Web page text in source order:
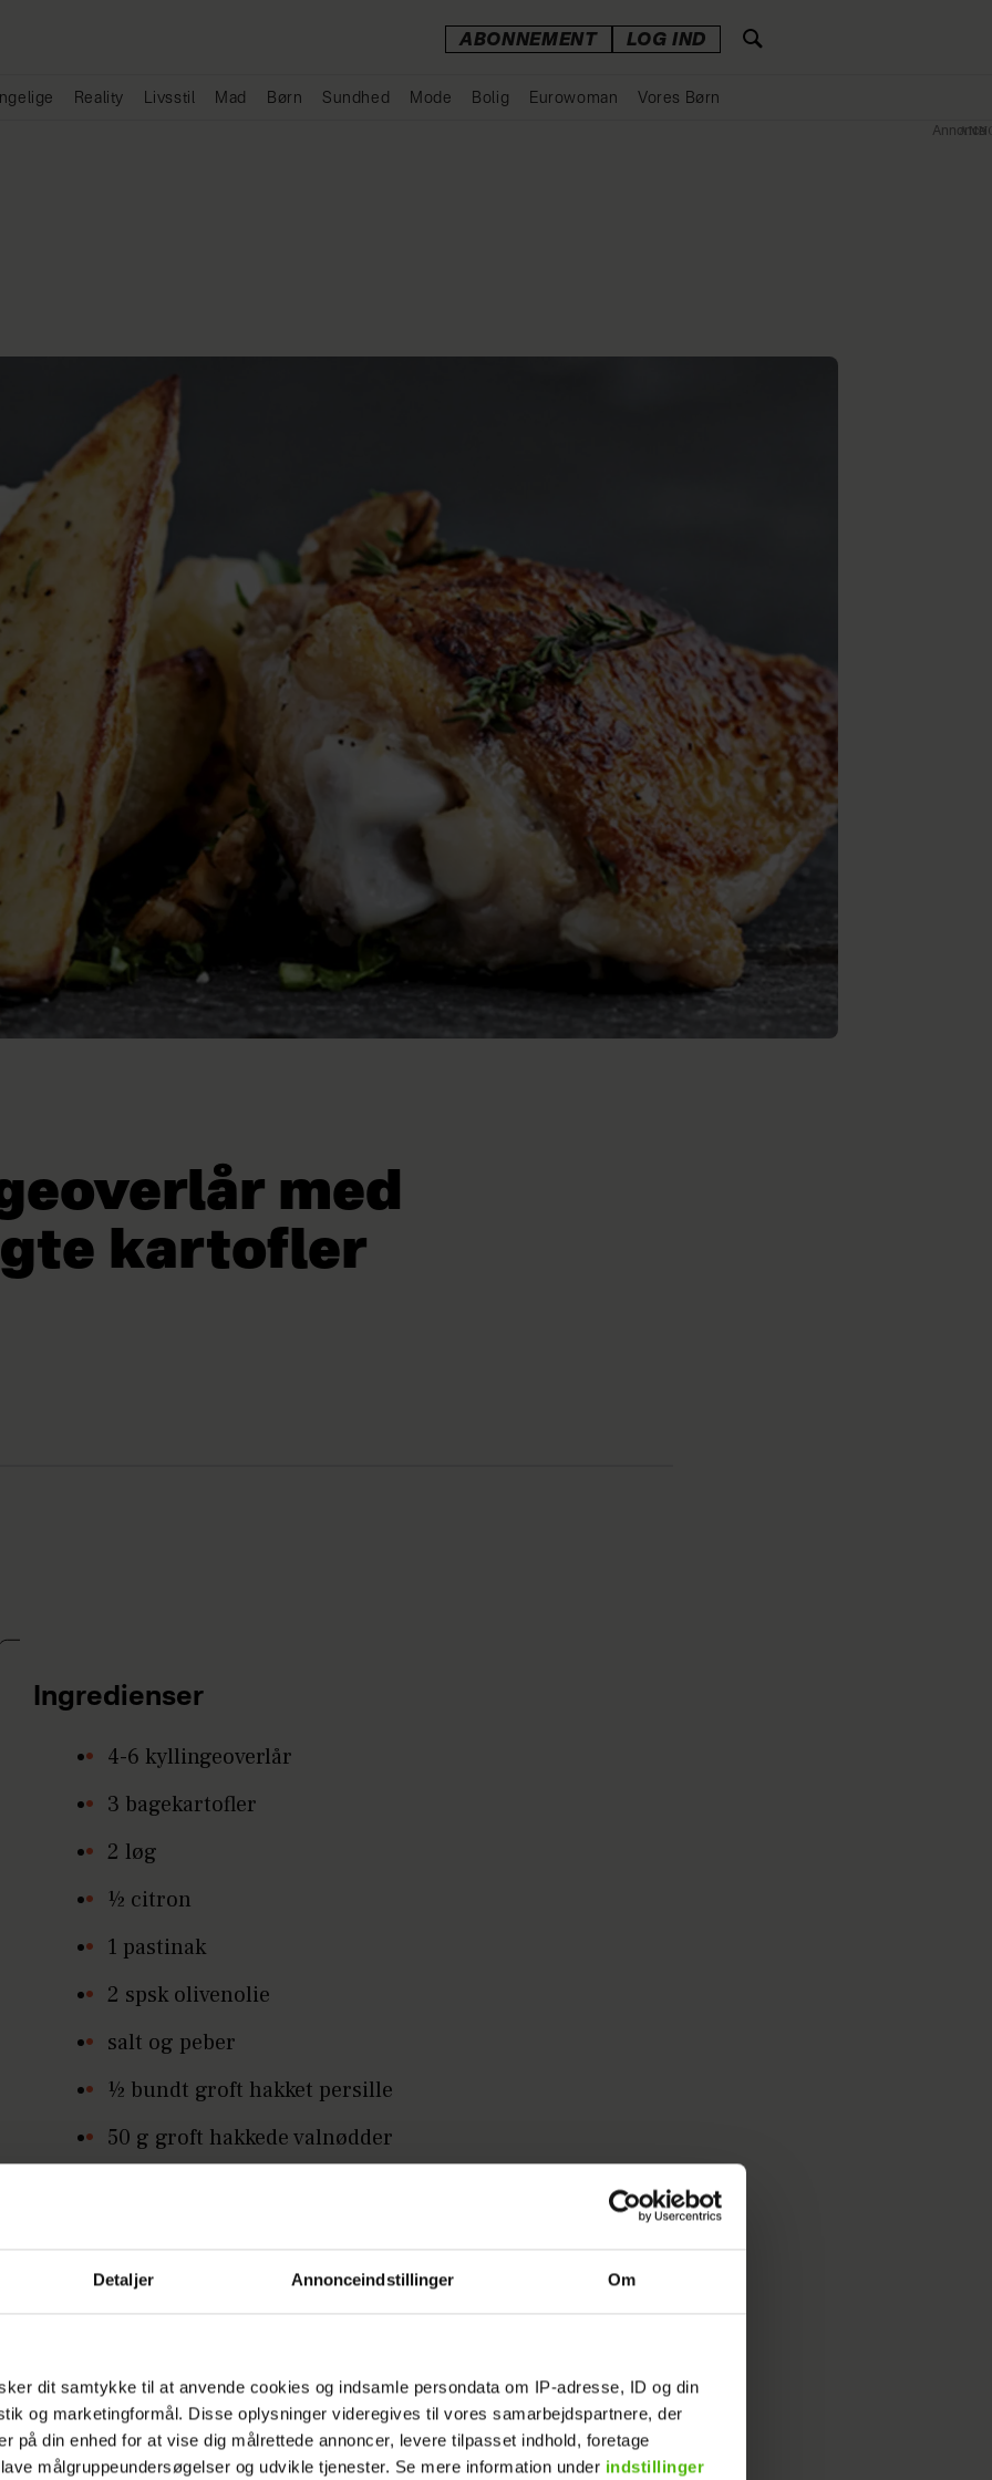
Detaljer Annonceindstillinger Om
dit samtykke til at anvende cookies og indsamle persondata om IP-adresse, ID og din
og marketingformål. Disse oplysninger videregives til vores samarbejdspartnere, der
på din enhed for at vise dig målrettede annoncer, levere tilpasset indhold, foretage
målgruppeundersøgelser og udvikle tjenester. Se mere information under indstillinger
ABONNEMENT LOG IND
Reality Livsstil Mad Børn Sundhed Mode Bolig Eurowoman Vores Børn
med
kartofler
Ingredienser
4-6 kyllingeoverlår
3 bagekartofler
2 løg
½ citron
1 pastinak
2 spsk olivenolie
salt og peber
½ bundt groft hakket persille
50 g groft hakkede valnødder
gør du
og brune.
kartoflerne og skær dem i både. Pil løgene, halver
og skær dem i kvarte, og skær citronen i både. Skræl
Annonce